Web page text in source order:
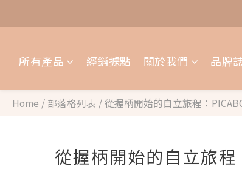
所有產品 經銷據點 關於我們 品牌
Home / 部落格列表 / 從握柄開始的自立旅程：
從握柄開始的自立旅